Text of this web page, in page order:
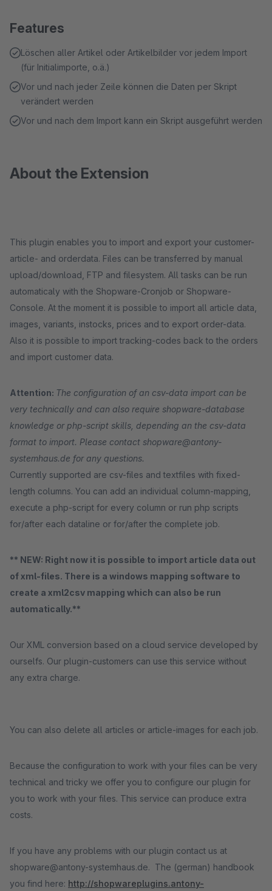
Features
Löschen aller Artikel oder Artikelbilder vor jedem Import
(für Initialimporte, o.ä.)
Vor und nach jeder Zeile können die Daten per Skript
verändert werden
Vor und nach dem Import kann ein Skript ausgeführt werden
About the Extension
This plugin enables you to import and export your customer-
article- and orderdata. Files can be transferred by manual
upload/download, FTP and filesystem. All tasks can be run
automaticaly with the Shopware-Cronjob or Shopware-
Console. At the moment it is possible to import all article data,
images, variants, instocks, prices and to export order-data.
Also it is possible to import tracking-codes back to the orders
and import customer data.
Attention: The configuration of an csv-data import can be
very technically and can also require shopware-database
knowledge or php-script skills, depending an the csv-data
format to import. Please contact shopware@antony-
systemhaus.de for any questions.
Currently supported are csv-files and textfiles with fixed-
length columns. You can add an individual column-mapping,
execute a php-script for every column or run php scripts
for/after each dataline or for/after the complete job.
** NEW: Right now it is possible to import article data out
of xml-files. There is a windows mapping software to
create a xml2csv mapping which can also be run
automatically.**
Our XML conversion based on a cloud service developed by
ourselfs. Our plugin-customers can use this service without
any extra charge.
You can also delete all articles or article-images for each job.
Because the configuration to work with your files can be very
technical and tricky we offer you to configure our plugin for
you to work with your files. This service can produce extra
costs.
If you have any problems with our plugin contact us at
shopware@antony-systemhaus.de. The (german) handbook
you find here: http://shopwareplugins.antony-